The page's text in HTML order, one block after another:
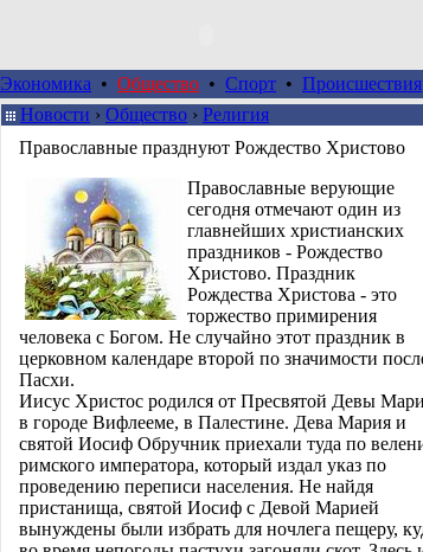
Экономика • Общество • Спорт • Происшествия
Новости › Общество › Религия
Православные празднуют Рождество Христово
Православные верующие
сегодня отмечают один из
главнейших христианских
праздников - Рождество
Христово. Праздник
Рождества Христова - это
торжество примирения
человека с Богом. Не случайно этот праздник в
церковном календаре второй по значимости
Пасхи.
Иисус Христос родился от Пресвятой Девы
в городе Вифлееме, в Палестине. Дева Мария и
святой Иосиф Обручник приехали туда по
римского императора, который издал указ по
проведению переписи населения. Не найдя
пристанища, святой Иосиф с Девой Марией
вынуждены были избрать для ночлега пещеру,